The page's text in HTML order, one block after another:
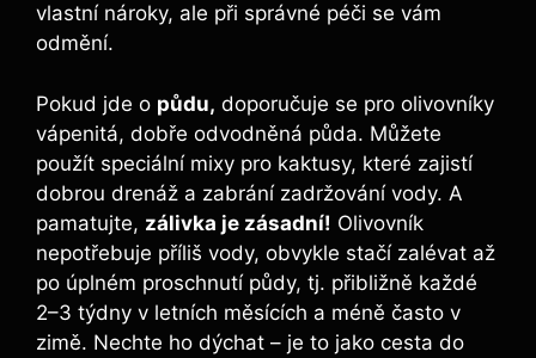
vlastní nároky, ale při správné péči se vám
odmění.
Pokud jde o půdu, doporučuje se pro olivovníky
vápenitá, dobře odvodněná půda. Můžete
použít speciální mixy pro kaktusy, které zajistí
dobrou drenáž a zabrání zadržování vody. A
pamatujte, zálivka je zásadní! Olivovník
nepotřebuje příliš vody, obvykle stačí zalévat až
po úplném proschnutí půdy, tj. přibližně každé
2–3 týdny v letních měsících a méně často v
zimě. Nechte ho dýchat – je to jako cesta do